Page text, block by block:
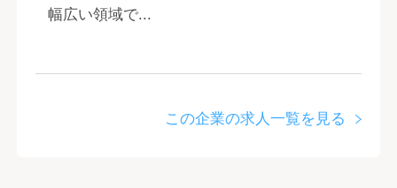
幅広い領域で...
この企業の求人一覧を見る